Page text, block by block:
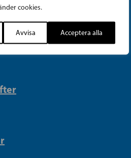
cookies.
Avvisa Acceptera alla